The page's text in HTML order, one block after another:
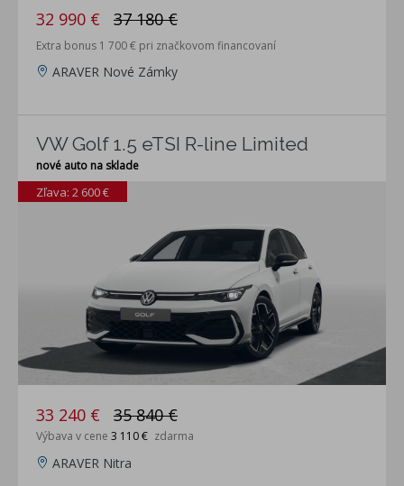
32 990 € 37 180 €
Extra bonus 1 700 € pri značkovom financovaní
ARAVER Nové Zámky
VW Golf 1.5 eTSI R-line Limited
nové auto na sklade
Zľava: 2 600 €
33 240 € 35 840 €
Výbava v cene 3 110 € zdarma
ARAVER Nitra